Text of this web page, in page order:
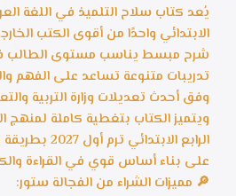
يُعد كتاب سلاح التلميذ في اللغة
الابتدائي واحدًا من أقوى الكتب
شرح مبسط يناسب مستوى الطالب
تدريبات متنوعة تساعد على
وفق أحدث تعديلات وزارة التربية
ويتميز الكتاب بتغطية كاملة لمنهج
الرابع
على بناء أساس قوي في القراءة
🔎 مميزات الشراء من الفجالة ستور: